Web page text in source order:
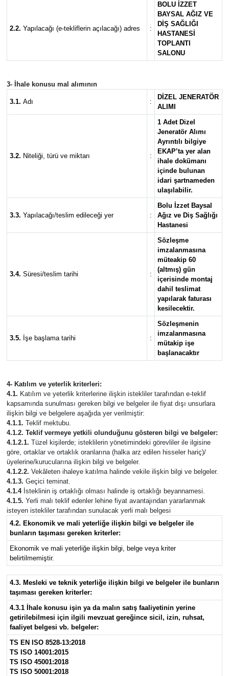
2.2. Yapılacağı (e-tekliflerin açılacağı) adres :
BOLU İZZET
BAYSAL AĞIZ VE
DİŞ SAĞLIĞI
HASTANESİ
TOPLANTI
SALONU
3- İhale konusu mal alımının
3.1. Adı :
DİZEL JENERATÖR
ALIMI
3.2. Niteliği, türü ve miktarı :
1 Adet Dizel
Jeneratör Alımı
Ayrıntılı bilgiye
EKAP’ta yer alan
ihale dokümanı
içinde bulunan
idari şartnameden
ulaşılabilir.
3.3. Yapılacağı/teslim edileceği yer :
Bolu İzzet Baysal
Ağız ve Diş Sağlığı
Hastanesi
3.4. Süresi/teslim tarihi :
Sözleşme
imzalanmasına
müteakip 60
(altmış) gün
içerisinde montaj
dahil teslimat
yapılarak faturası
kesilecektir.
3.5. İşe başlama tarihi :
Sözleşmenin
imzalanmasına
mütakip işe
başlanacaktır
4- Katılım ve yeterlik kriterleri:
4.1. Katılım ve yeterlik kriterlerine ilişkin istekliler tarafından e-teklif
kapsamında sunulması gereken bilgi ve belgeler ile fiyat dışı unsurlara
ilişkin bilgi ve belgelere aşağıda yer verilmiştir:
4.1.1. Teklif mektubu.
4.1.2. Teklif vermeye yetkili olunduğunu gösteren bilgi ve belgeler:
4.1.2.1. Tüzel kişilerde; isteklilerin yönetimindeki görevliler ile ilgisine
göre, ortaklar ve ortaklık oranlarına (halka arz edilen hisseler hariç)/
üyelerine/kurucularına ilişkin bilgi ve belgeler.
4.1.2.2. Vekâleten ihaleye katılma halinde vekile ilişkin bilgi ve belgeler.
4.1.3. Geçici teminat.
4.1.4İsteklinin iş ortaklığı olması halinde iş ortaklığı beyannamesi.
4.1.5. Yerli malı teklif edenler lehine fiyat avantajından yararlanmak
isteyen istekliler tarafından sunulacak yerli malı belgesi
4.2. Ekonomik ve mali yeterliğe ilişkin bilgi ve belgeler ile
bunların taşıması gereken kriterler:
Ekonomik ve mali yeterliğe ilişkin bilgi, belge veya kriter
belirtilmemiştir.
4.3. Mesleki ve teknik yeterliğe ilişkin bilgi ve belgeler ile bunların
taşıması gereken kriterler:
4.3.1 İhale konusu işin ya da malın satış faaliyetinin yerine
getirilebilmesi için ilgili mevzuat gereğince sicil, izin, ruhsat,
faaliyet belgesi vb. belgeler:
TS EN ISO 8528-13:2018
TS ISO 14001:2015
TS ISO 45001:2018
TS ISO 50001:2018